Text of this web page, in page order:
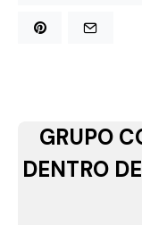
GRUPO
DENTRO